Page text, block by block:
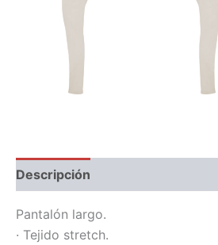
Descripción
Pantalón largo.
· Tejido stretch.